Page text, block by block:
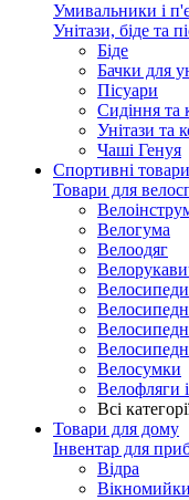
Умивальники і
Унітази, біде та
Біде
Бачки для
Пісуари
Сидіння та
Унітази та
Чаші Генуя
Спортивні товари
Товари для
Велогума
Велоодяг
Велосипеди
Велосумки
Велофляги
Всі
Товари для дому
Інвентар для
Відра
Вікномийки